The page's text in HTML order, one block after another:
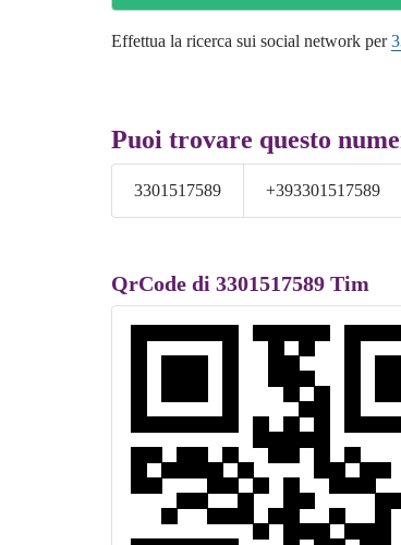
Effettua la ricerca sui social network per
Puoi trovare questo
3301517589 +393301517589
QrCode di 3301517589 Tim